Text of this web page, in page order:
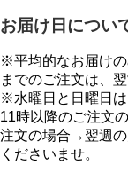
お届け日につい
※平均的なお届け
までのご注文は、
※水曜日と日曜日
11時以降のご注文
注文の場合→翌週の
くださいませ。